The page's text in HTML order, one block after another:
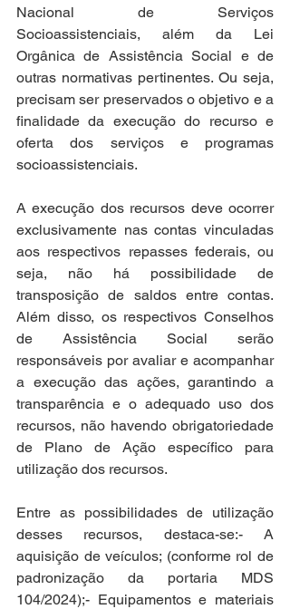
Nacional de Serviços
Socioassistenciais, além da Lei
Orgânica de Assistência Social e de
outras normativas pertinentes. Ou seja,
precisam ser preservados o objetivo e a
finalidade da execução do recurso e
oferta dos serviços e programas
socioassistenciais.
A execução dos recursos deve ocorrer
exclusivamente nas contas vinculadas
aos respectivos repasses federais, ou
seja, não há possibilidade de
transposição de saldos entre contas.
Além disso, os respectivos Conselhos
de Assistência Social serão
responsáveis por avaliar e acompanhar
a execução das ações, garantindo a
transparência e o adequado uso dos
recursos, não havendo obrigatoriedade
de Plano de Ação específico para
utilização dos recursos.
Entre as possibilidades de utilização
desses recursos, destaca-se:- A
aquisição de veículos; (conforme rol de
padronização da portaria MDS
104/2024);- Equipamentos e materiais